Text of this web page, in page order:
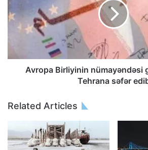
Avropa Birliyinin nümayəndəsi
Tehrana səfər
Related Articles